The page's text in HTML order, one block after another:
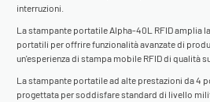
interruzioni.
La stampante portatile Alpha-40L RFID amplia
portatili per offrire funzionalità avanzate di
un'esperienza di stampa mobile RFID di qualità
La stampante portatile ad alte prestazioni da 4
progettata per soddisfare standard di livello